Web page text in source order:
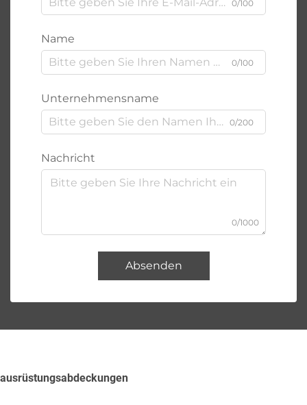
0/100
Name
0/100
Unternehmensname
0/200
Nachricht
0/1000
Absenden
ausrüstungsabdeckungen